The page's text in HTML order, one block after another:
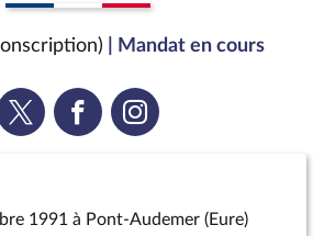
| Mandat en cours
Voir
la
Voir
la
Voir
la
1991 à Pont-Audemer (Eure)